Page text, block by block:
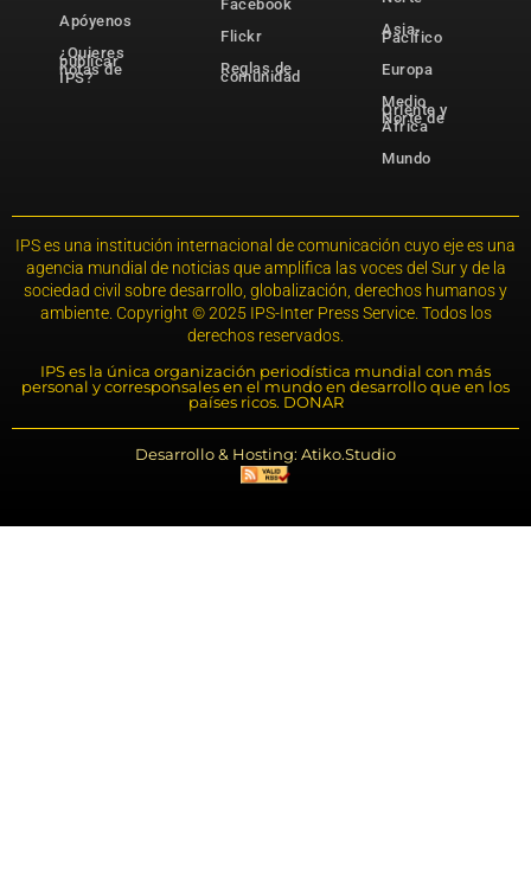
Apóyenos
¿Quieres
publicar
notas de
IPS?
Facebook
Flickr
Reglas de
comunidad
Asia-
Pacífico
Europa
Medio
Oriente y
Norte de
África
Mundo
IPS es una institución internacional de comunicación cuyo eje es una
agencia mundial de noticias que amplifica las voces del Sur y de la
sociedad civil sobre desarrollo, globalización, derechos humanos y
ambiente. Copyright © 2025 IPS-Inter Press Service. Todos los
derechos reservados.
IPS es la única organización periodística mundial con más
personal y corresponsales en el mundo en desarrollo que en los
países ricos. DONAR
Desarrollo & Hosting: Atiko.Studio